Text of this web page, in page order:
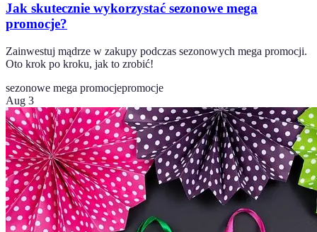
Jak skutecznie wykorzystać sezonowe mega
promocje?
Zainwestuj mądrze w zakupy podczas sezonowych mega promocji.
Oto krok po kroku, jak to zrobić!
sezonowe mega promocjepromocje
Aug 3